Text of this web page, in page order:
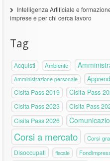
Intelligenza Artificiale e
imprese e per chi cerca lavoro
Tag
Acquisti Ambiente
Amministrazione personale
Cisita Pass 2019
Cisita Pass
Cisita Pass 2023 Cisita Pass
Cisita Pass 2026
Corsi a mercato Corsi
Disoccupati fiscale